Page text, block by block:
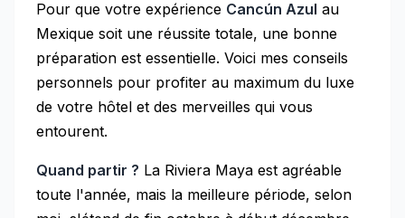
Pour que votre expérience Cancún Azul au
Mexique soit une réussite totale, une bonne
préparation est essentielle. Voici mes conseils
personnels pour profiter au maximum du luxe
de votre hôtel et des merveilles qui vous
entourent.
Quand partir ? La Riviera Maya est agréable
toute l'année, mais la meilleure période, selon